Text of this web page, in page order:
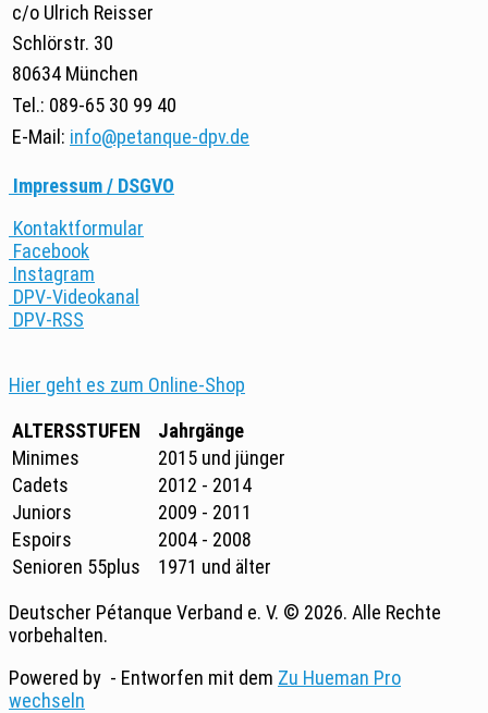
c/o Ulrich Reisser
Schlörstr. 30
80634 München
Tel.: 089-65 30 99 40
E-Mail: info@petanque-dpv.de
Impressum / DSGVO
Kontaktformular
Facebook
Instagram
DPV-Videokanal
DPV-RSS
Hier geht es zum Online-Shop
ALTERSSTUFEN
Jahrgänge
Minimes
2015 und jünger
Cadets
2012 - 2014
Juniors
2009 - 2011
Espoirs
2004 - 2008
Senioren 55plus
1971 und älter
Deutscher Pétanque Verband e. V. © 2026. Alle Rechte
vorbehalten.
Powered by - Entworfen mit dem Zu Hueman Pro
wechseln